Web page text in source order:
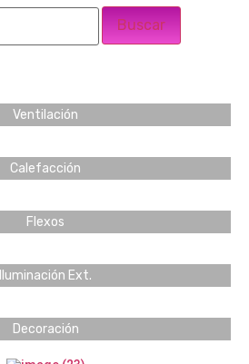
Ventilación
Calefacción
Flexos
Iluminación Ext.
Decoración